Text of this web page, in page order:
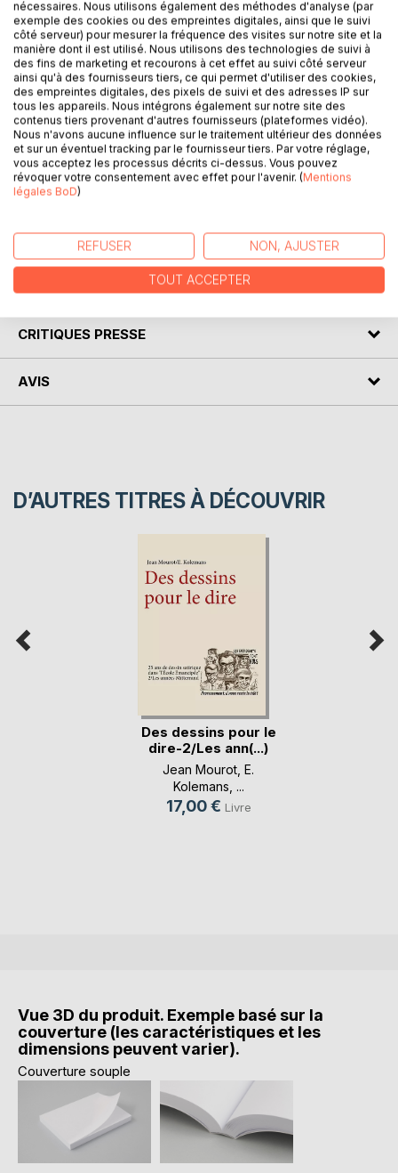
Pendant 30 ans, Jean Mourot a collaboré à la revue «
syndicale et pédagogique » fondée en 1910, « L’École
Émancipée », expression de la tendance la plus à gauche
de la FEN, héritière des premiers syndicats d’instituteurs. À
partir de 1972, sous le pseudonyme d’E.Kolemans, il y a
publié des caricatures et des dessins satiriques, en
commençant par le supplément de son département.
C’est l’essentiel de ces dessins, augmenté de quelques
inédits, qu’on trouve dans cet album consacré aux années
Pompidou-Giscard avant l’élection de François Mitterrand.
C’est une façon amusante de revisiter la dizaine d’années
de la Gauche au pouvoir.
CRITIQUES PRESSE
AVIS
D’AUTRES TITRES À DÉCOUVRIR
Des dessins pour le
dire-2/Les ann(...)
Jean Mourot, E.
Kolemans, ...
17,00 € Livre
Vue 3D du produit. Exemple basé sur la
couverture (les caractéristiques et les
dimensions peuvent varier).
Couverture souple
nécessaires. Nous utilisons également des méthodes d'analyse (par
exemple des cookies ou des empreintes digitales, ainsi que le suivi
côté serveur) pour mesurer la fréquence des visites sur notre site et la
manière dont il est utilisé. Nous utilisons des technologies de suivi à
des fins de marketing et recourons à cet effet au suivi côté serveur
ainsi qu'à des fournisseurs tiers, ce qui permet d'utiliser des cookies,
des empreintes digitales, des pixels de suivi et des adresses IP sur
tous les appareils. Nous intégrons également sur notre site des
contenus tiers provenant d'autres fournisseurs (plateformes vidéo).
Nous n'avons aucune influence sur le traitement ultérieur des données
et sur un éventuel tracking par le fournisseur tiers. Par votre réglage,
vous acceptez les processus décrits ci-dessus. Vous pouvez
révoquer votre consentement avec effet pour l'avenir. (Mentions
légales BoD)
REFUSER NON, AJUSTER
TOUT ACCEPTER